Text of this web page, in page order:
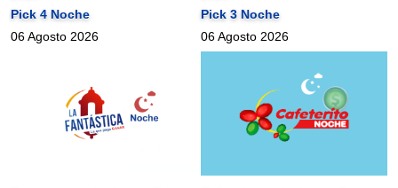
Pick 4 Noche
06 Agosto 2026
Pick 3 Noche
06 Agosto 2026